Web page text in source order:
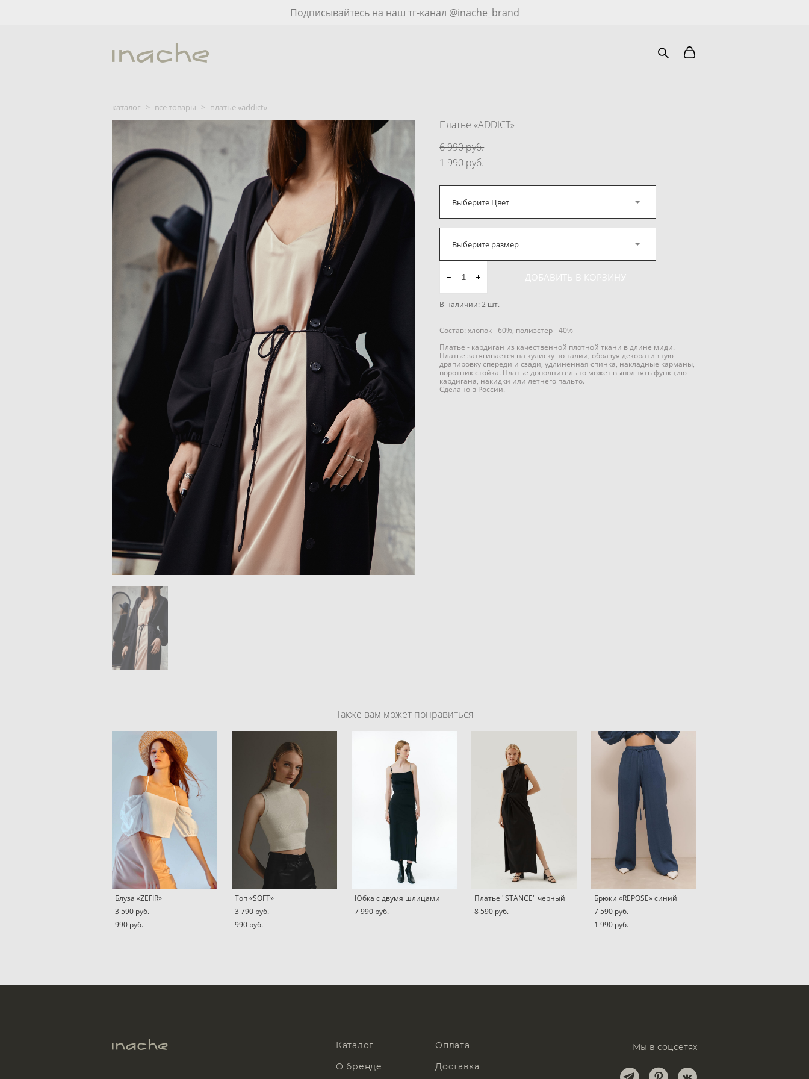
Подписывайтесь на наш тг-канал @inache_brand
каталог > все товары > платье «addict»
Платье «ADDICT»
6 990 pуб.
1 990 pуб.
Выберите Цвет
Выберите размер
В наличии:2 шт.
ДОБАВИТЬ В КОРЗИНУ
Состав: хлопок - 60%, полиэстер - 40%
Платье - кардиган из качественной плотной ткани в длине миди.
Платье затягивается на кулиску по талии, образуя декоративную
драпировку спереди и сзади, удлиненная спинка, накладные карманы,
воротник стойка. Платье дополнительно может выполнять функцию
кардигана, накидки или летнего пальто.
Сделано в России.
Также вам может понравиться
Блуза «ZEFIR»
3 590 pуб.
990 pуб.
Топ «SOFT»
3 790 pуб.
990 pуб.
Юбка с двумя шлицами
7 990 pуб.
Платье "STANCE" черный
8 590 pуб.
Брюки «REPOSE» синий
7 590 pуб.
1 990 pуб.
Каталог
О бренде
Оплата
Доставка
Мы в соцсетях